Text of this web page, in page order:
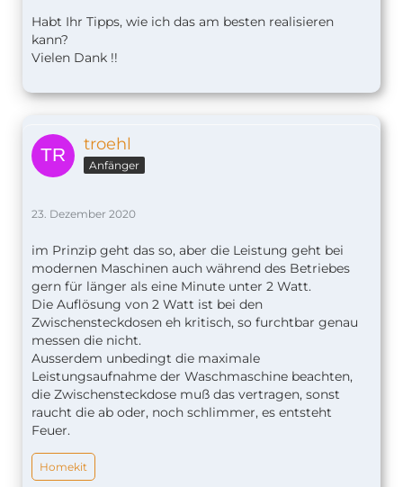
Habt Ihr Tipps, wie ich das am besten realisieren
kann?
Vielen Dank !!
troehl
Anfänger
23. Dezember 2020
im Prinzip geht das so, aber die Leistung geht bei
modernen Maschinen auch während des Betriebes
gern für länger als eine Minute unter 2 Watt.
Die Auflösung von 2 Watt ist bei den
Zwischensteckdosen eh kritisch, so furchtbar genau
messen die nicht.
Ausserdem unbedingt die maximale
Leistungsaufnahme der Waschmaschine beachten,
die Zwischensteckdose muß das vertragen, sonst
raucht die ab oder, noch schlimmer, es entsteht
Feuer.
Homekit